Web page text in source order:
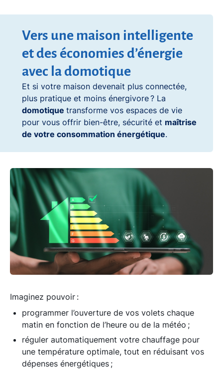
Vers une maison intelligente
et des économies d’énergie
avec la domotique
Et si votre maison devenait plus connectée,
plus pratique et moins énergivore ? La
domotique transforme vos espaces de vie
pour vous offrir bien-être, sécurité et maîtrise
de votre consommation énergétique.
Imaginez pouvoir :
programmer l’ouverture de vos volets chaque
matin en fonction de l’heure ou de la météo ;
réguler automatiquement votre chauffage pour
une température optimale, tout en réduisant vos
dépenses énergétiques ;